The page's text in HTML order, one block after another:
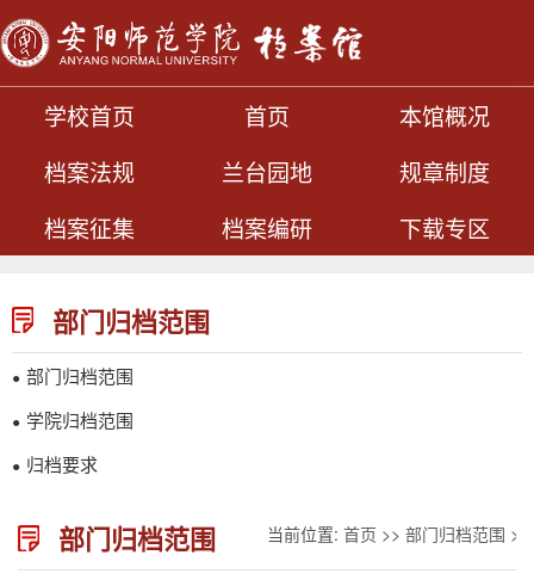
学校首页 首页
本馆概况
档案法规
兰台园地
规章制度
档案征集
档案编研 下载专区
部门归档范围
● 部门归档范围
● 学院归档范围
● 归档要求
部门归档范围 当前位置: 首页 >> 部门归档范围